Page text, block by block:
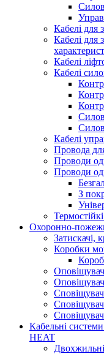
Кабелі для
Кабелі для
Кабелі
Кабелі
Кабелі
Провода для
Проводи
Проводи
З
Охоронно-
Затискачі,
Коробки
Кабельні
HEAT
Двохжильні